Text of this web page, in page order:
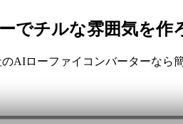
でチルな雰囲気を作
AIローファイコンバーターなら